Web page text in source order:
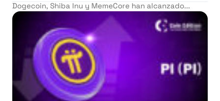
Dogecoin, Shiba Inu y MemeCore han alcanzado...